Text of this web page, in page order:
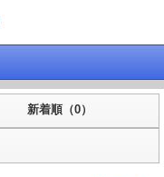
新着順（0）